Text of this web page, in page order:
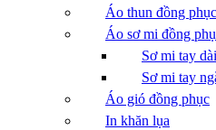
Áo thun đồng phục
Áo sơ mi đồng
Sơ mi tay dài
Sơ mi tay
Áo gió đồng phục
In khăn lụa